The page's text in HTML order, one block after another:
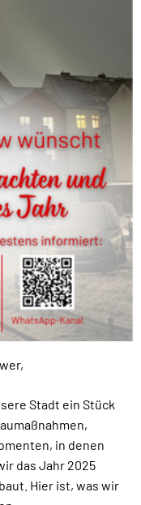
Stadt ein Stück
in denen
das Jahr 2025
Hier ist, was wir